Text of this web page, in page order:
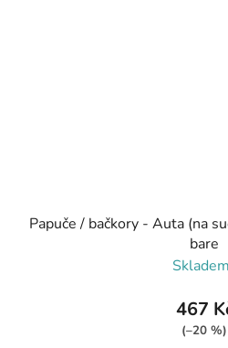
Papuče / bačkory - Auta (na
bare
467
(–20 %)